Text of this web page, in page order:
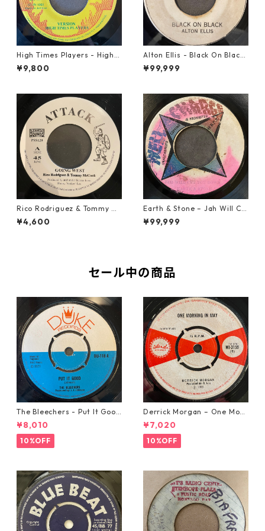
High Times Players - High T
imes Theme【7-21926】
¥9,800
Alton Ellis - Black On Black
【7-21982】
¥99,999
Rico Rodriguez & Tommy Mc
Cook - Going West【7-2198
3】
¥4,600
Earth & Stone – Jah Will Cu
t You Down【7-21914】
¥99,999
セール中の商品
The Bleechers - Put It Good
【7-21637】
¥8,010
10%OFF
Derrick Morgan – One Morn
ing In May【7-21653】
¥7,020
10%OFF